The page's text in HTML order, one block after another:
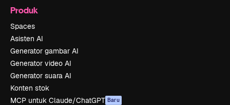
Produk
Spaces
Asisten AI
Generator gambar AI
Generator video AI
Generator suara AI
Konten stok
MCP untuk Claude/ChatGPT Baru